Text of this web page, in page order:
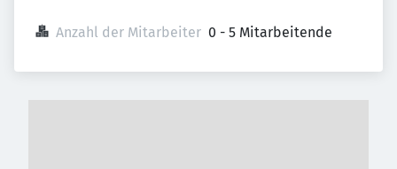
Anzahl der Mitarbeiter 0 - 5 Mitarbeitende